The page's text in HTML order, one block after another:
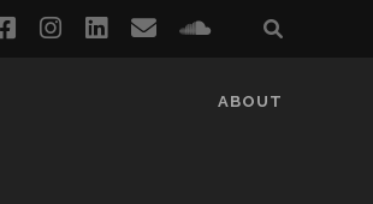
facebookinstagram
linkedin
emailsoundcloud
ABOUT